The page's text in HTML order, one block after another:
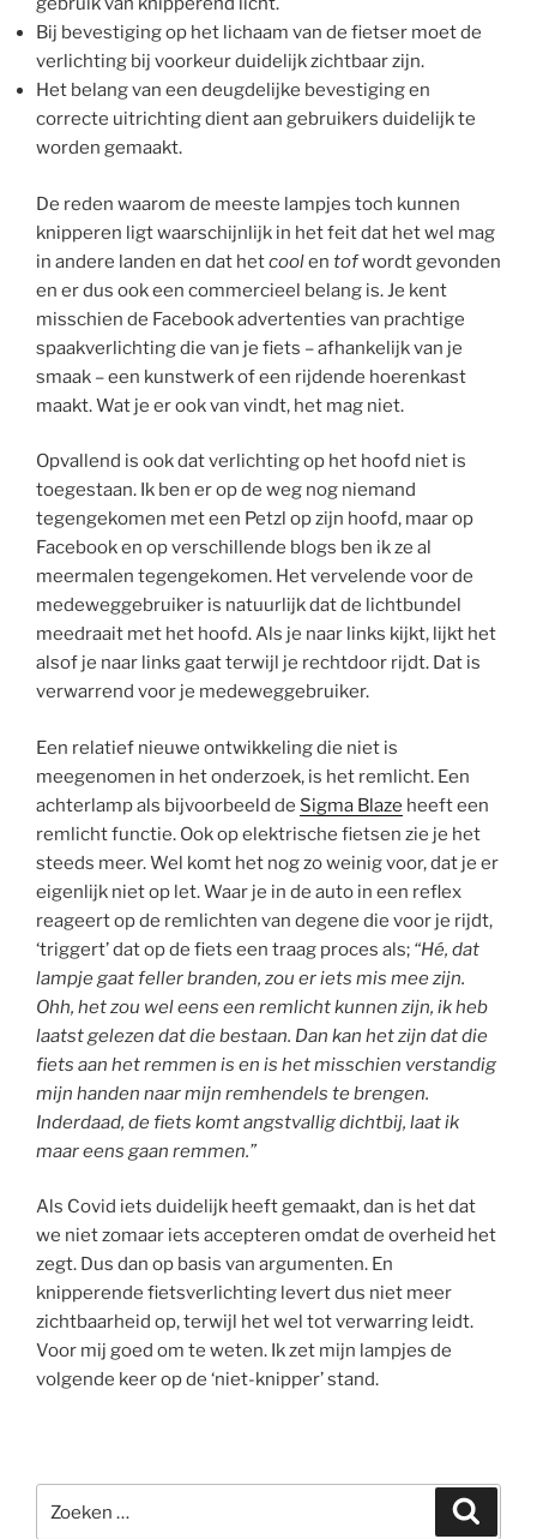
Bij bevestiging op het lichaam van de fietser moet de
verlichting bij voorkeur duidelijk zichtbaar zijn.
Het belang van een deugdelijke bevestiging en
correcte uitrichting dient aan gebruikers duidelijk te
worden gemaakt.
De reden waarom de meeste lampjes toch kunnen
knipperen ligt waarschijnlijk in het feit dat het wel mag
in andere landen en dat hetcoolen tofwordt gevonden
en er dus ook een commercieel belang is. Je kent
misschien de Facebook advertenties van prachtige
spaakverlichting die van je fiets – afhankelijk van je
smaak – een kunstwerk of een rijdende hoerenkast
maakt. Wat je er ook van vindt, het mag niet.
Opvallend is ook dat verlichting op het hoofd niet is
toegestaan. Ik ben er op de weg nog niemand
tegengekomen met een Petzl op zijn hoofd, maar op
Facebook en op verschillende blogs ben ik ze al
meermalen tegengekomen. Het vervelende voor de
medeweggebruiker is natuurlijk dat de lichtbundel
meedraait met het hoofd. Als je naar links kijkt, lijkt het
alsof je naar links gaat terwijl je rechtdoor rijdt. Dat is
verwarrend voor je medeweggebruiker.
Een relatief nieuwe ontwikkeling die niet is
meegenomen in het onderzoek, is het remlicht. Een
achterlamp als bijvoorbeeld de Sigma Blaze heeft een
remlicht functie. Ook op elektrische fietsen zie je het
steeds meer. Wel komt het nog zo weinig voor, dat je er
eigenlijk niet op let. Waar je in de auto in een reflex
reageert op de remlichten van degene die voor je rijdt,
‘triggert’ dat op de fiets een traag proces als; “Hé, dat
lampje gaat feller branden, zou er iets mis mee zijn.
Ohh, het zou wel eens een remlicht kunnen zijn, ik heb
laatst gelezen dat die bestaan. Dan kan het zijn dat die
fiets aan het remmen is en is het misschien verstandig
mijn handen naar mijn remhendels te brengen.
Inderdaad, de fiets komt angstvallig dichtbij, laat ik
maar eens gaan remmen.”
Als Covid iets duidelijk heeft gemaakt, dan is het dat
we niet zomaar iets accepteren omdat de overheid het
zegt. Dus dan op basis van argumenten. En
knipperende fietsverlichting levert dus niet meer
zichtbaarheid op, terwijl het wel tot verwarring leidt.
Voor mij goed om te weten. Ik zet mijn lampjes de
volgende keer op de ‘niet-knipper’ stand.
naar: